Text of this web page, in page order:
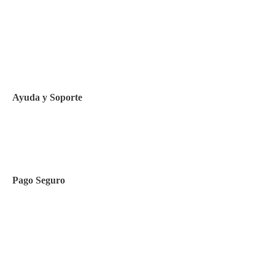
Ayuda y Soporte
Pago Seguro